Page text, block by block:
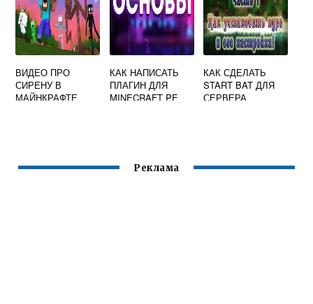
ВИДЕО ПРО
СИРЕНУ В
МАЙНКРАФТЕ
КАК НАПИСАТЬ
ПЛАГИН ДЛЯ
MINECRAFT PE
КАК СДЕЛАТЬ
START BAT ДЛЯ
СЕРВЕРА
Реклама